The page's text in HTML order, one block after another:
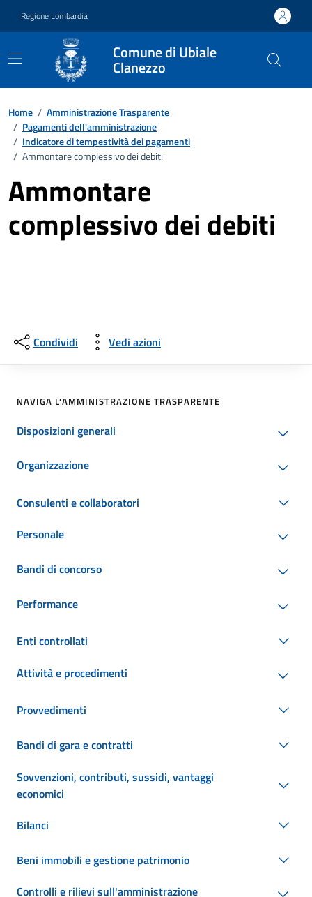
Regione Lombardia
Comune di Ubiale
Clanezzo
Home / Amministrazione Trasparente
/ Pagamenti dell'amministrazione
/ Indicatore di tempestività dei pagamenti
/ Ammontare complessivo dei debiti
Ammontare
complessivo dei debiti
Condividi Vedi azioni
NAVIGA L'AMMINISTRAZIONE TRASPARENTE
Disposizioni generali
Organizzazione
Consulenti e collaboratori
Personale
Bandi di concorso
Performance
Enti controllati
Attività e procedimenti
Provvedimenti
Bandi di gara e contratti
Sovvenzioni, contributi, sussidi, vantaggi
economici
Bilanci
Beni immobili e gestione patrimonio
Controlli e rilievi sull'amministrazione